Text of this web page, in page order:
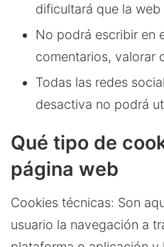
dificultará que la
No podrá escribir en
comentarios, valorar
Todas las redes
desactiva no podrá
Qué tipo de
página web
Cookies técnicas: Son
usuario la navegación a